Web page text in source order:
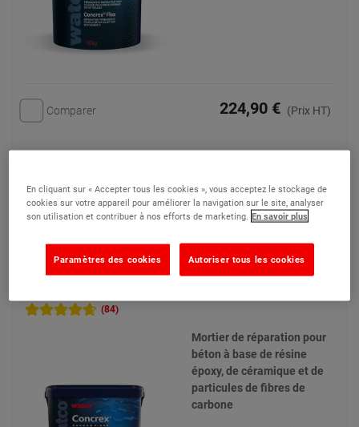
Comparer 224,90 € (Prix HT)
Ajouter à mes devis
(84)
Mortier de réparation pour
béton à base de résine
époxy, de céramique et de
particules de fibres de
carbone
En cliquant sur « Accepter tous les cookies », vous acceptez le stockage de
cookies sur votre appareil pour améliorer la navigation sur le site, analyser
son utilisation et contribuer à nos efforts de marketing. En savoir plus
Autoriser tous les cookies
Paramètres des cookies